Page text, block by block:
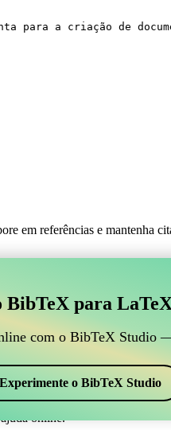
para a criação de
em referências e mantenha
BibTeX, que
BibTeX, que se
e bibliografia no
agu. Então, se você
online.
BibTeX para
com o BibTeX Studio
Experimente o BibTeX Studio